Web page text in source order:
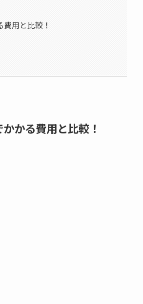
用と比較！
かる費用と比較！